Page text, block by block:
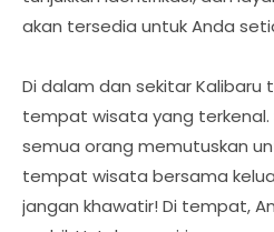
akan tersedia untuk Anda
Di dalam dan sekitar
tempat wisata yang terkenal.
semua orang memutuskan
tempat wisata bersama
jangan khawatir! Di tempat,